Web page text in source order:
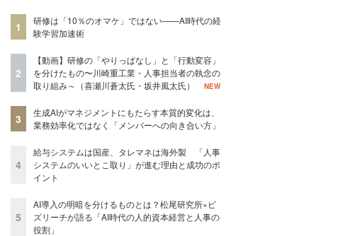
1
研修は「10％のオマケ」ではない——AI時代の経
験学習加速術
2
【動画】研修の「やりっぱなし」と「行動変容」
を分けたもの〜川崎重工業・人事担当者の執念の
取り組み～（喜瀬川蒼太氏・坂井風太氏）
NEW
3
生成AIがマネジメントにもたらす本質的変化は、
業務効率化ではなく「メンバーへの向き合い方」
4
給与システムは国産、タレマネは海外製 「人事
システムのいいとこ取り」が進む理由と成功のポ
イント
5
AI導入の明暗を分けるものとは？松尾研究所×ビ
ズリーチが語る「AI時代の人的資本経営と人事の
役割」